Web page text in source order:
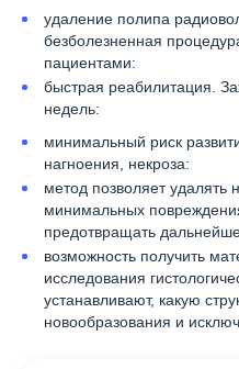
удаление полипа
безболезненная
пациентами:
быстрая реабилитация.
недель:
минимальный риск
нагноения, некроза:
метод позволяет удалять
минимальных
предотвращать
возможность получить
исследования
устанавливают, какую
новообразования и